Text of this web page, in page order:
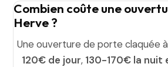
Combien coûte une
Herve ?
Une ouverture de porte claquée
120€ de jour, 130-170€ la nuit